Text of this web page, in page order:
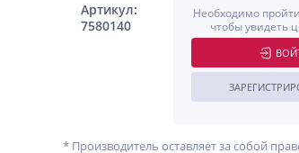
Артикул:
7580140
Необходимо
чтобы увидеть
* Производитель оставляет за собой